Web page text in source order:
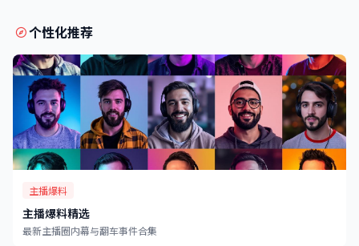
个性化推荐
主播爆料
主播爆料精选
最新主播圈内幕与翻车事件合集